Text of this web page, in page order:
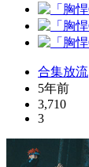
合集放流
5年前
3,710
3